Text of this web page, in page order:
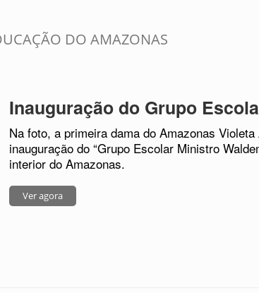
DO AMAZONAS
Inauguração do Grupo
Na foto, a primeira dama do Amazonas
inauguração do “Grupo Escolar Ministro
interior do Amazonas.
Ver agora